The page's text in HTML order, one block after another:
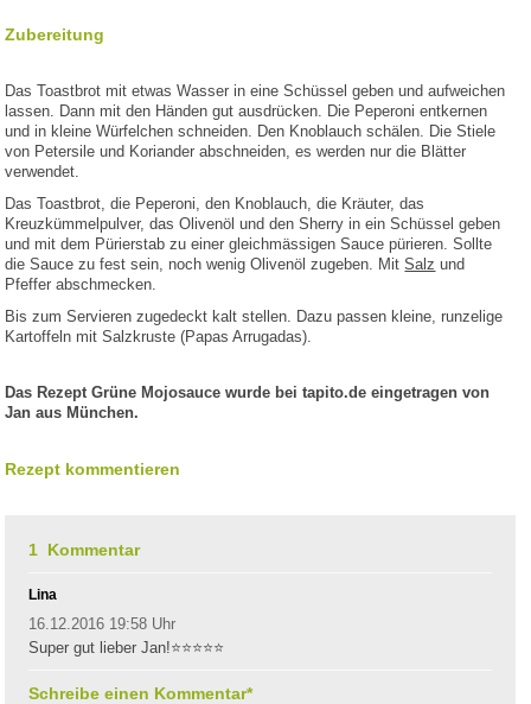
Zubereitung
Das Toastbrot mit etwas Wasser in eine Schüssel geben und aufweichen
lassen. Dann mit den Händen gut ausdrücken. Die Peperoni entkernen
und in kleine Würfelchen schneiden. Den Knoblauch schälen. Die Stiele
von Petersile und Koriander abschneiden, es werden nur die Blätter
verwendet.
Das Toastbrot, die Peperoni, den Knoblauch, die Kräuter, das
Kreuzkümmelpulver, das Olivenöl und den Sherry in ein Schüssel geben
und mit dem Pürierstab zu einer gleichmässigen Sauce pürieren. Sollte
die Sauce zu fest sein, noch wenig Olivenöl zugeben. MitSalz und
Pfeffer abschmecken.
Bis zum Servieren zugedeckt kalt stellen. Dazu passen kleine, runzelige
Kartoffeln mit Salzkruste (Papas Arrugadas).
Das Rezept Grüne Mojosauce wurde bei tapito.de eingetragen von
Jan aus München.
Rezept kommentieren
1 Kommentar
Lina
16.12.2016 19:58 Uhr
Super gut lieber Jan!⭐⭐⭐⭐⭐
Schreibe einen Kommentar*